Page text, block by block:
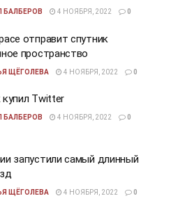
БАЛБЕРОВ 4 НОЯБРЯ, 2022 0
отправит спутник
пространство
ЩЁГОЛЕВА 4 НОЯБРЯ, 2022 0
Twitter
БАЛБЕРОВ 4 НОЯБРЯ, 2022 0
запустили самый длинный
ЩЁГОЛЕВА 4 НОЯБРЯ, 2022 0